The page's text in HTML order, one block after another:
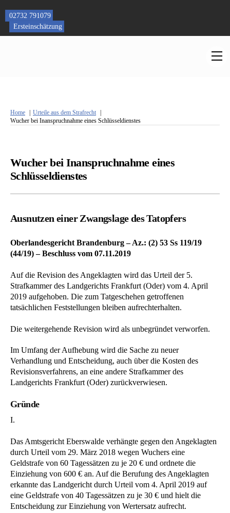
content
02732 791079
Ersteinschätzung
Home
Urteile aus dem Strafrecht
Wucher bei Inanspruchnahme eines Schlüsseldienstes
Wucher bei Inanspruchnahme eines
Schlüsseldienstes
Ausnutzen einer Zwangslage des Tatopfers
Oberlandesgericht Brandenburg – Az.: (2) 53 Ss 119/19
(44/19) – Beschluss vom 07.11.2019
Auf die Revision des Angeklagten wird das Urteil der 5.
Strafkammer des Landgerichts Frankfurt (Oder) vom 4. April
2019 aufgehoben. Die zum Tatgeschehen getroffenen
tatsächlichen Feststellungen bleiben aufrechterhalten.
Die weitergehende Revision wird als unbegründet verworfen.
Im Umfang der Aufhebung wird die Sache zu neuer
Verhandlung und Entscheidung, auch über die Kosten des
Revisionsverfahrens, an eine andere Strafkammer des
Landgerichts Frankfurt (Oder) zurückverwiesen.
Gründe
I.
Das Amtsgericht Eberswalde verhängte gegen den Angeklagten
durch Urteil vom 29. März 2018 wegen Wuchers eine
Geldstrafe von 60 Tagessätzen zu je 20 € und ordnete die
Einziehung von 600 € an. Auf die Berufung des Angeklagten
erkannte das Landgericht durch Urteil vom 4. April 2019 auf
eine Geldstrafe von 40 Tagessätzen zu je 30 € und hielt die
Entscheidung zur Einziehung von Wertersatz aufrecht.